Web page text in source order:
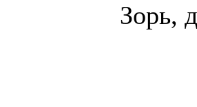
Зорь,